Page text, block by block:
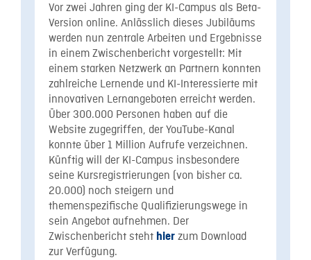
Vor zwei Jahren ging der KI-Campus als Beta-
Version online. Anlässlich dieses Jubiläums
werden nun zentrale Arbeiten und Ergebnisse
in einem Zwischenbericht vorgestellt: Mit
einem starken Netzwerk an Partnern konnten
zahlreiche Lernende und KI-Interessierte mit
innovativen Lernangeboten erreicht werden.
Über 300.000 Personen haben auf die
Website zugegriffen, der YouTube-Kanal
konnte über 1 Million Aufrufe verzeichnen.
Künftig will der KI-Campus insbesondere
seine Kursregistrierungen (von bisher ca.
20.000) noch steigern und
themenspezifische Qualifizierungswege in
sein Angebot aufnehmen. Der
Zwischenbericht steht hier zum Download
zur Verfügung.